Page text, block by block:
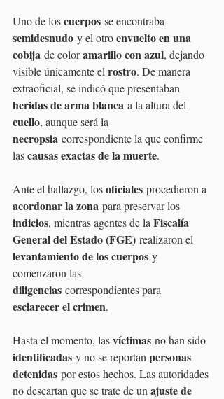
Uno de los cuerpos se encontraba
semidesnudo y el otro envuelto en una
cobija de color amarillo con azul, dejando
visible únicamente el rostro. De manera
extraoficial, se indicó que presentaban
heridas de arma blanca a la altura del
cuello, aunque será la
necropsia correspondiente la que confirme
las causas exactas de la muerte.
Ante el hallazgo, los oficiales procedieron a
acordonar la zona para preservar los
indicios, mientras agentes de la Fiscalía
General del Estado (FGE) realizaron el
levantamiento de los cuerpos y
comenzaron las
diligencias correspondientes para
esclarecer el crimen.
Hasta el momento, las víctimas no han sido
identificadas y no se reportan personas
detenidas por estos hechos. Las autoridades
no descartan que se trate de un ajuste de